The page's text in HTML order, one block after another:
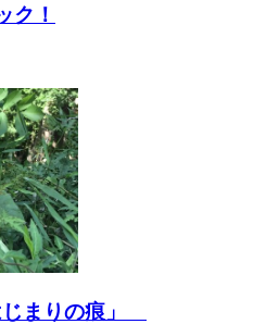
ク！
じまりの痕」